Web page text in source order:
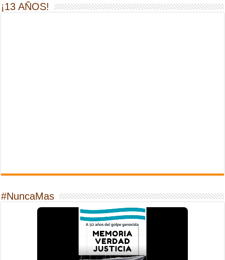
¡13 AÑOS!
#NuncaMas